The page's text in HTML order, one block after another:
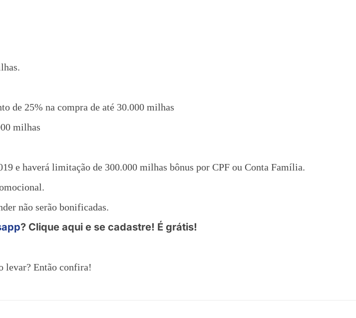
de 25% na compra de até 30.000 milhas
milhas
e haverá limitação de 300.000 milhas bônus por CPF ou Conta Família.
não serão bonificadas.
? Clique aqui e se cadastre! É grátis!
levar? Então confira!